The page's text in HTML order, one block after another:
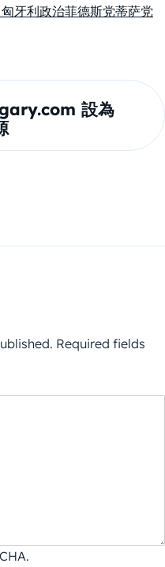
牙利政治菲德斯党蒂萨党
設為
Required fields